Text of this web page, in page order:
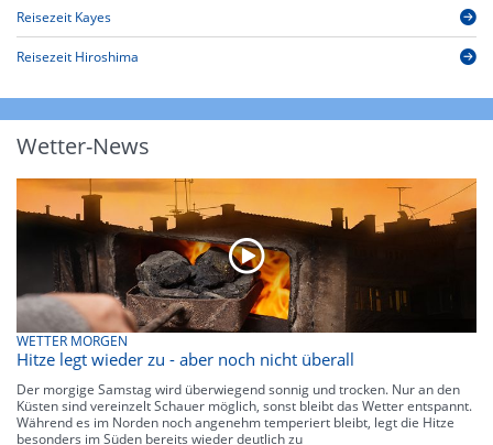
Reisezeit Kayes
Reisezeit Hiroshima
Wetter-News
WETTER MORGEN
Hitze legt wieder zu - aber noch nicht überall
Der morgige Samstag wird überwiegend sonnig und trocken. Nur an den
Küsten sind vereinzelt Schauer möglich, sonst bleibt das Wetter entspannt.
Während es im Norden noch angenehm temperiert bleibt, legt die Hitze
besonders im Süden bereits wieder deutlich zu